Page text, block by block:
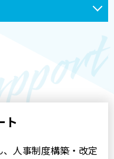
ト
人事制度構築・改定